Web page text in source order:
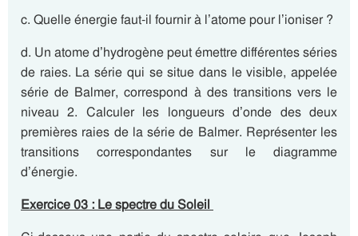
c. Quelle énergie faut-il fournir à l’atome pour l’ioniser ?
d. Un atome d’hydrogène peut émettre différentes séries
de raies. La série qui se situe dans le visible, appelée
série de Balmer, correspond à des transitions vers le
niveau 2. Calculer les longueurs d’onde des deux
premières raies de la série de Balmer. Représenter les
transitions correspondantes sur le diagramme
d’énergie.
Exercice 03 : Le spectre du Soleil